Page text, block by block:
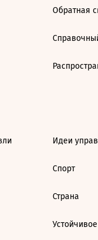
Обратная
Идеи
Спорт
Страна